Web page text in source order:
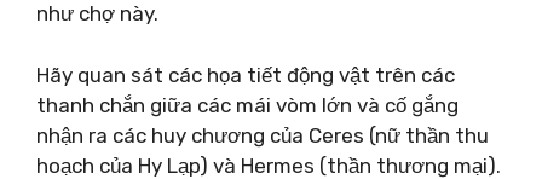
như chợ này.
Hãy quan sát các họa tiết động vật trên các
thanh chắn giữa các mái vòm lớn và cố gắng
nhận ra các huy chương của Ceres (nữ thần thu
hoạch của Hy Lạp) và Hermes (thần thương mại).